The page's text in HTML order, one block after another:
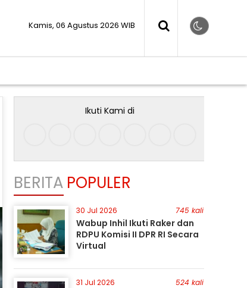
Kamis, 06 Agustus 2026 WIB
Ikuti Kami di
BERITA POPULER
30 Jul 2026 745 kali
Wabup Inhil Ikuti Raker dan
RDPU Komisi II DPR RI Secara
Virtual
31 Jul 2026 524 kali